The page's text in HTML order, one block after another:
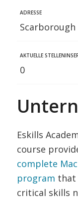
ADRESSE
Scarborough
AKTUELLE
0
Eskills
course
complete
program that
critical skills